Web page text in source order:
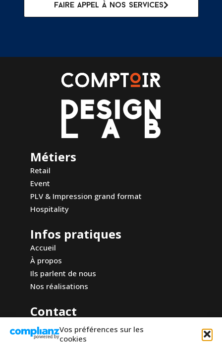
Vos préférences sur les
cookies
Faire appel à nos services
Métiers
Retail
Event
PLV & Impression grand format
Hospitality
Infos pratiques
Accueil
À propos
Ils parlent de nous
Nos réalisations
Contact
10 rue du marché
92000 Nanterre